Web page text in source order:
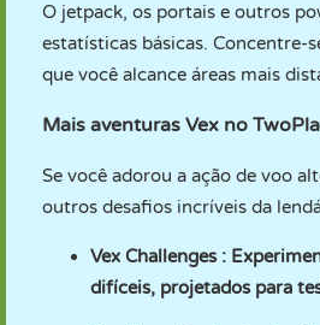
O jetpack, os portais e outros
estatísticas básicas. Concentre-
que você alcance áreas mais
Mais aventuras Vex no
Se você adorou a ação de voo
outros desafios incríveis da
Vex Challenges:
difíceis, projetados para